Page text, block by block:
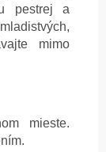
pestrej a
mimo
mieste.